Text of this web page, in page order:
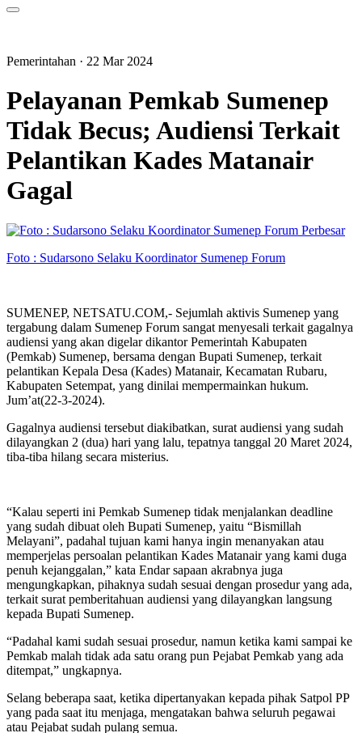
Pemerintahan · 22 Mar 2024
Pelayanan Pemkab Sumenep
Tidak Becus; Audiensi Terkait
Pelantikan Kades Matanair
Gagal
Perbesar
Foto : Sudarsono Selaku Koordinator Sumenep Forum
SUMENEP, NETSATU.COM,- Sejumlah aktivis Sumenep yang
tergabung dalam Sumenep Forum sangat menyesali terkait gagalnya
audiensi yang akan digelar dikantor Pemerintah Kabupaten
(Pemkab) Sumenep, bersama dengan Bupati Sumenep, terkait
pelantikan Kepala Desa (Kades) Matanair, Kecamatan Rubaru,
Kabupaten Setempat, yang dinilai mempermainkan hukum.
Jum’at(22-3-2024).
Gagalnya audiensi tersebut diakibatkan, surat audiensi yang sudah
dilayangkan 2 (dua) hari yang lalu, tepatnya tanggal 20 Maret 2024,
tiba-tiba hilang secara misterius.
“Kalau seperti ini Pemkab Sumenep tidak menjalankan deadline
yang sudah dibuat oleh Bupati Sumenep, yaitu “Bismillah
Melayani”, padahal tujuan kami hanya ingin menanyakan atau
memperjelas persoalan pelantikan Kades Matanair yang kami duga
penuh kejanggalan,” kata Endar sapaan akrabnya juga
mengungkapkan, pihaknya sudah sesuai dengan prosedur yang ada,
terkait surat pemberitahuan audiensi yang dilayangkan langsung
kepada Bupati Sumenep.
“Padahal kami sudah sesuai prosedur, namun ketika kami sampai ke
Pemkab malah tidak ada satu orang pun Pejabat Pemkab yang ada
ditempat,” ungkapnya.
Selang beberapa saat, ketika dipertanyakan kepada pihak Satpol PP
yang pada saat itu menjaga, mengatakan bahwa seluruh pegawai
atau Pejabat sudah pulang semua.